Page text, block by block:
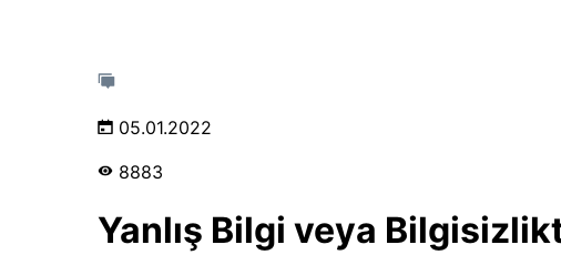
05.01.2022
8883
Yanlış Bilgi veya